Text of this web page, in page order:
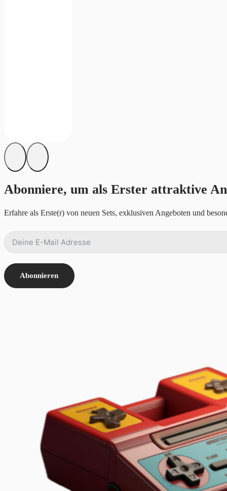
Abonniere, um als Erster attraktive
Erfahre als Erste(r) von neuen Sets, exklusiven Angeboten und
Abonnieren